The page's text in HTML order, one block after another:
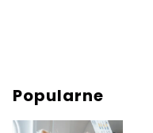
Popularne